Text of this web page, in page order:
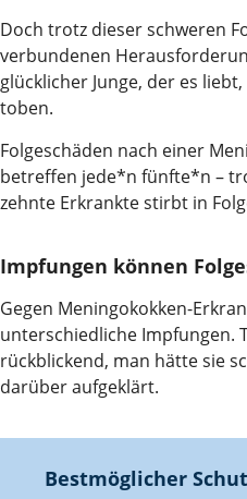
Doch trotz dieser schweren
verbundenen
glücklicher Junge, der es
toben.
Folgeschäden nach einer
betreffen jede*n fünfte*n –
zehnte Erkrankte stirbt in
Impfungen können
Gegen Meningokokken-
unterschiedliche Impfungen.
rückblickend, man hätte sie
darüber aufgeklärt.
Bestmöglicher